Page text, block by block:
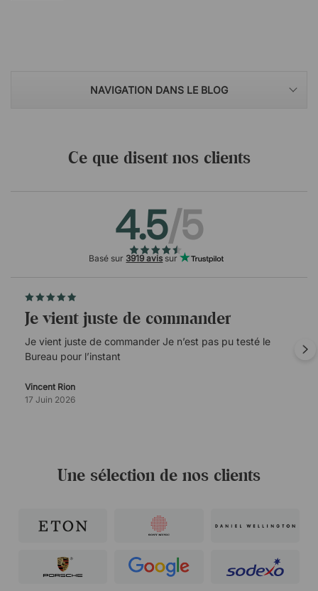
NAVIGATION DANS LE BLOG
Ce que disent nos clients
4.5/5
Basé sur 3919 avissur
Je vient juste de commander
Je vient juste de commander Je n’est pas pu testé le
Bureau pour l’instant
Vincent Rion
17 Juin 2026
Une sélection de nos clients